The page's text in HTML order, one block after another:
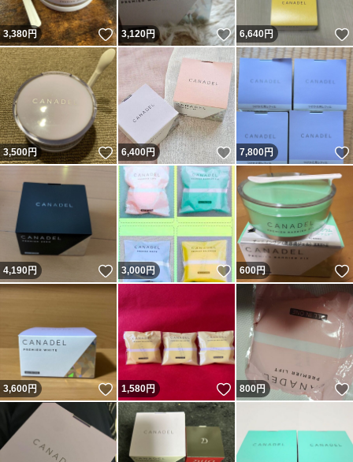
3,380円 いいね！
3,120円 いいね！
6,640円
3,500円 いいね！
6,400円 いいね！
7,800円
4,190円 いいね！
3,000円 いいね！
600円
3,600円 いいね！
1,580円 いいね！
800円